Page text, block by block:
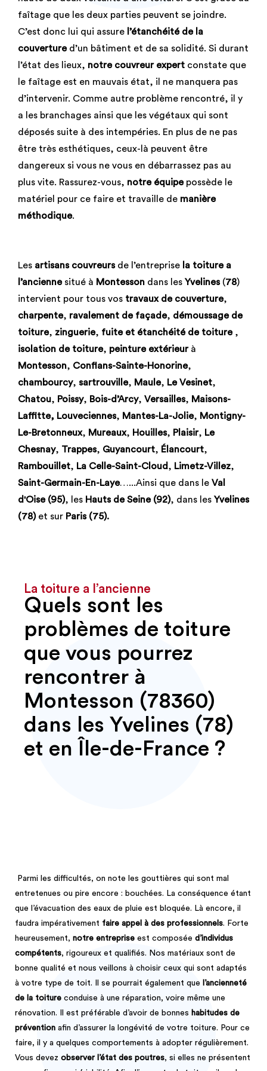
faîtage que les deux parties peuvent se joindre.
C’est donc lui qui assure l’étanchéité de la
couvertured’un bâtiment et de sa solidité. Si durant
l’état des lieux, notre couvreur expert constate que
le faîtage est en mauvais état, il ne manquera pas
d’intervenir. Comme autre problème rencontré, il y
a les branchages ainsi que les végétaux qui sont
déposés suite à des intempéries. En plus de ne pas
être très esthétiques, ceux-là peuvent être
dangereux si vous ne vous en débarrassez pas au
plus vite. Rassurez-vous, notre équipepossède le
matériel pour ce faire et travaille de manière
méthodique.
Les artisans couvreursde l’entreprise la toiture a
l’anciennesitué à Montesson dans les Yvelines(78)
intervient pour tous vos travaux de couverture,
charpente, ravalement de façade, démoussage de
toiture, zinguerie, fuite et étanchéité de toiture,
isolation de toiture, peinture extérieurà
Montesson, Conflans-Sainte-Honorine,
chambourcy, sartrouville, Maule, Le Vesinet,
Chatou, Poissy, Bois-d’Arcy, Versailles, Maisons-
Laffitte, Louveciennes, Mantes-La-Jolie, Montigny-
Le-Bretonneux, Mureaux, Houilles, Plaisir, Le
Chesnay, Trappes, Guyancourt, Élancourt,
Rambouillet, La Celle-Saint-Cloud, Limetz-Villez,
Saint-Germain-En-Laye…...Ainsi que dans le Val
d'Oise (95), les Hauts de Seine (92), dans les Yvelines
(78)et sur Paris (75).
La toiture a l’ancienne
Quels sont les
problèmes de toiture
que vous pourrez
rencontrer à
Montesson (78360)
dans les Yvelines (78)
et en Île-de-France ?
Parmi les difficultés, on note les gouttières qui sont mal
entretenues ou pire encore : bouchées. La conséquence étant
que l’évacuation des eaux de pluie est bloquée. Là encore, il
faudra impérativement faire appel à des professionnels. Forte
heureusement, notre entreprise est composée d’individus
compétents, rigoureux et qualifiés. Nos matériaux sont de
bonne qualité et nous veillons à choisir ceux qui sont adaptés
à votre type de toit. Il se pourrait également que
l’ancienneté
de la toiture conduise à une réparation, voire même une
rénovation. Il est préférable d’avoir de bonnes habitudes de
prévention afin d’assurer la longévité de votre toiture. Pour ce
faire, il y a quelques comportements à adopter régulièrement.
Vous devez observer l’état des poutres, si elles ne présentent